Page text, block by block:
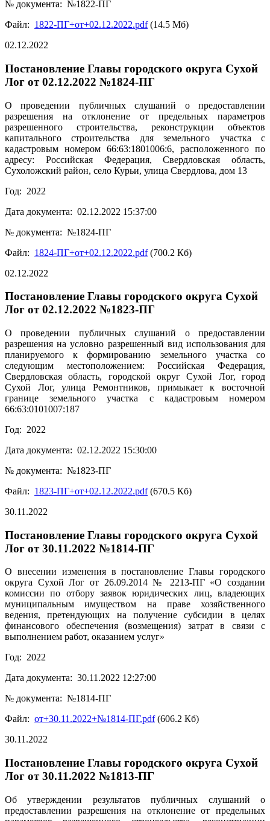
№ документа: №1822-ПГ
Файл: 1822-ПГ+от+02.12.2022.pdf(14.5 Мб)
02.12.2022
Постановление Главы городского округа Сухой
Лог от 02.12.2022 №1824-ПГ
О проведении публичных слушаний о предоставлении
разрешения на отклонение от предельных параметров
разрешенного строительства, реконструкции объектов
капитального строительства для земельного участка с
кадастровым номером 66:63:1801006:6, расположенного по
адресу: Российская Федерация, Свердловская область,
Сухоложский район, село Курьи, улица Свердлова, дом 13
Год: 2022
Дата документа: 02.12.2022 15:37:00
№ документа: №1824-ПГ
Файл: 1824-ПГ+от+02.12.2022.pdf(700.2 Кб)
02.12.2022
Постановление Главы городского округа Сухой
Лог от 02.12.2022 №1823-ПГ
О проведении публичных слушаний о предоставлении
разрешения на условно разрешенный вид использования для
планируемого к формированию земельного участка со
следующим местоположением: Российская Федерация,
Свердловская область, городской округ Сухой Лог, город
Сухой Лог, улица Ремонтников, примыкает к восточной
границе земельного участка с кадастровым номером
66:63:0101007:187
Год: 2022
Дата документа: 02.12.2022 15:30:00
№ документа: №1823-ПГ
Файл: 1823-ПГ+от+02.12.2022.pdf(670.5 Кб)
30.11.2022
Постановление Главы городского округа Сухой
Лог от 30.11.2022 №1814-ПГ
О внесении изменения в постановление Главы городского
округа Сухой Лог от 26.09.2014 № 2213-ПГ «О создании
комиссии по отбору заявок юридических лиц, владеющих
муниципальным имуществом на праве хозяйственного
ведения, претендующих на получение субсидии в целях
финансового обеспечения (возмещения) затрат в связи с
выполнением работ, оказанием услуг»
Год: 2022
Дата документа: 30.11.2022 12:27:00
№ документа: №1814-ПГ
Файл: от+30.11.2022+№1814-ПГ.pdf(606.2 Кб)
30.11.2022
Постановление Главы городского округа Сухой
Лог от 30.11.2022 №1813-ПГ
Об утверждении результатов публичных слушаний о
предоставлении разрешения на отклонение от предельных